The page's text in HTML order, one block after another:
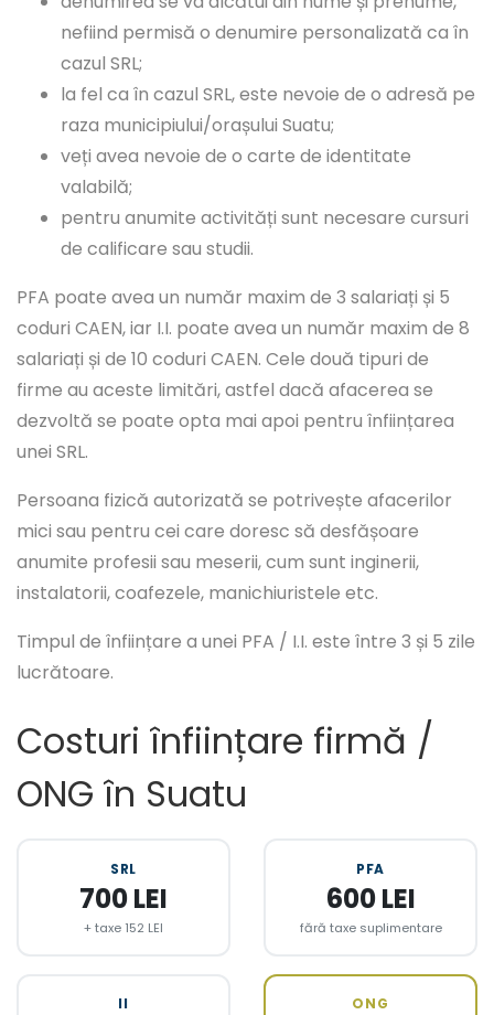
nefiind permisă o denumire personalizată ca în
cazul SRL;
la fel ca în cazul SRL, este nevoie de o adresă pe
raza municipiului/orașului Suatu;
veți avea nevoie de o carte de identitate
valabilă;
pentru anumite activități sunt necesare cursuri
de calificare sau studii.
PFA poate avea un număr maxim de 3 salariați și 5
coduri CAEN, iar I.I. poate avea un număr maxim de 8
salariați și de 10 coduri CAEN. Cele două tipuri de
firme au aceste limitări, astfel dacă afacerea se
dezvoltă se poate opta mai apoi pentru înființarea
unei SRL.
Persoana fizică autorizată se potrivește afacerilor
mici sau pentru cei care doresc să desfășoare
anumite profesii sau meserii, cum sunt inginerii,
instalatorii, coafezele, manichiuristele etc.
Timpul de înființare a unei PFA / I.I. este între 3 și 5 zile
lucrătoare.
Costuri înființare firmă /
ONG în Suatu
SRL
700 LEI
+ taxe 152 LEI
PFA
600 LEI
fără taxe suplimentare
II ONG